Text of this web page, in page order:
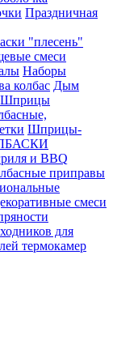
Праздничная
"плесень"
смеси
Наборы
колбас Дым
Шприцы
Шприцы-
и BBQ
приправы
смеси
для
термокамер